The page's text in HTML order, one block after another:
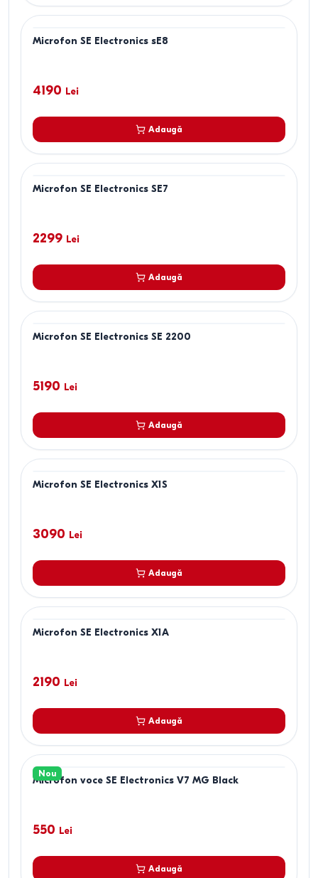
Microfon SE Electronics sE8
4190 Lei
Adaugă
Microfon SE Electronics SE7
2299 Lei
Adaugă
Microfon SE Electronics SE 2200
5190 Lei
Adaugă
Microfon SE Electronics X1S
3090 Lei
Adaugă
Microfon SE Electronics X1A
2190 Lei
Adaugă
Nou
Microfon voce SE Electronics V7 MG Black
550 Lei
Adaugă